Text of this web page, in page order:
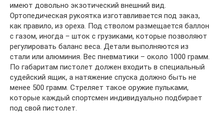
имеют довольно экзотический внешний вид.
Ортопедическая рукоятка изготавливается под заказ,
как правило, из ореха. Под стволом размещается баллон
с газом, иногда – шток с грузиками, которые позволяют
регулировать баланс веса. Детали выполняются из
стали или алюминия. Вес пневматики – около 1000 грамм.
По габаритам пистолет должен входить в специальный
судейский ящик, а натяжение спуска должно быть не
менее 500 грамм. Стреляет такое оружие пульками,
которые каждый спортсмен индивидуально подбирает
под свой пистолет.